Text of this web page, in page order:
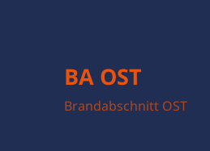
BA OST
Brandabschnitt OST